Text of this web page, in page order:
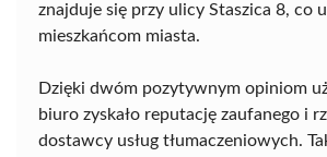
znajduje się przy ulicy Staszica 8, co
mieszkańcom miasta.
Dzięki dwóm pozytywnym opiniom
biuro zyskało reputację zaufanego i
dostawcy usług tłumaczeniowych.